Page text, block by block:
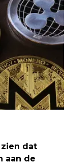
dat
aan de